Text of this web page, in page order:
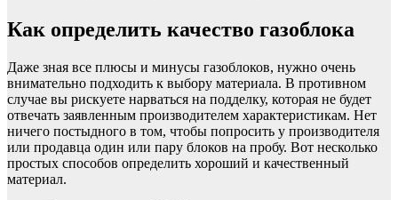
Как определить качество газоблока
Даже зная все плюсы и минусы газоблоков, нужно очень
внимательно подходить к выбору материала. В противном
случае вы рискуете нарваться на подделку, которая не будет
отвечать заявленным производителем характеристикам. Нет
ничего постыдного в том, чтобы попросить у производителя
или продавца один или пару блоков на пробу. Вот несколько
простых способов определить хороший и качественный
материал.